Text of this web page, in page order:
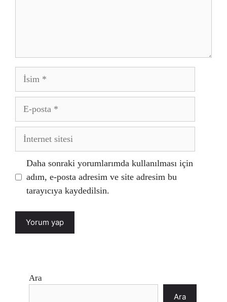
İsim
posta
İnternet
Daha sonraki yorumlarımda kullanılması için
adım, e-posta adresim ve site adresim bu
tarayıcıya kaydedilsin.
Ara
Ara